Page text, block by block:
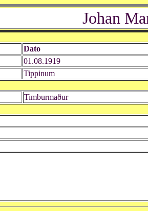
Johan
Dato
01.08.1919
Tippinum
Timburmaður